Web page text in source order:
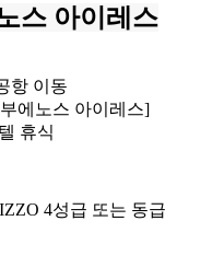
스 아이레스
항 이동
에노스 아이레스]
휴식
4성급 또는 동급